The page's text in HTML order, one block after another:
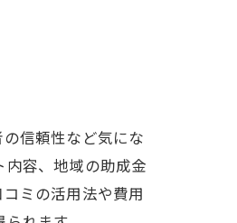
信頼性など気にな
容、地域の助成金
ミの活用法や費用